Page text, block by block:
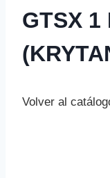
GTSX 1
Volver al